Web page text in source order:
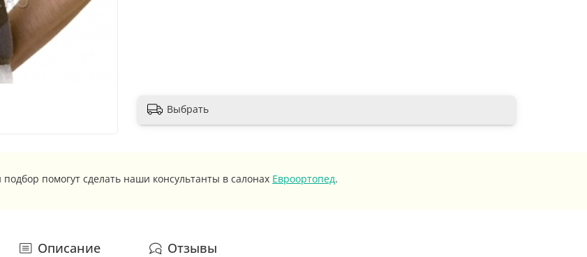
Выбрать
помогут сделать наши консультанты в салонах Евроортопед.
Описание Отзывы